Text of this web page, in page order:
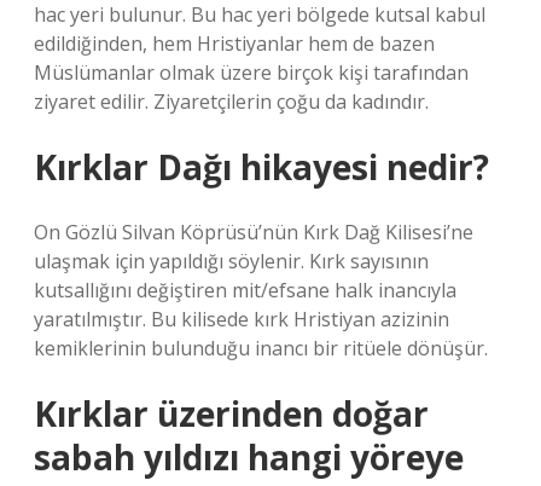
hac yeri bulunur. Bu hac yeri bölgede kutsal kabul
edildiğinden, hem Hristiyanlar hem de bazen
Müslümanlar olmak üzere birçok kişi tarafından
ziyaret edilir. Ziyaretçilerin çoğu da kadındır.
Kırklar Dağı hikayesi nedir?
On Gözlü Silvan Köprüsü’nün Kırk Dağ Kilisesi’ne
ulaşmak için yapıldığı söylenir. Kırk sayısının
kutsallığını değiştiren mit/efsane halk inancıyla
yaratılmıştır. Bu kilisede kırk Hristiyan azizinin
kemiklerinin bulunduğu inancı bir ritüele dönüşür.
Kırklar üzerinden doğar
sabah yıldızı hangi yöreye